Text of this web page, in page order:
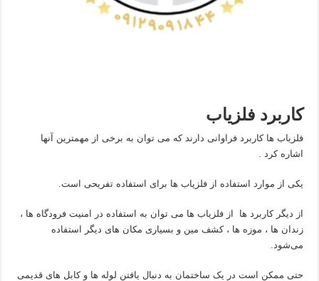
کاربرد فلزیاب
فلزیاب ها کاربرد فراوانی دارند که می توان به برخی از مهمترین آنها
اشاره کرد .
یکی از موارد استفاده از فلزیاب ها برای استفاده تفریحی است.
از دیگر کاربرد ها از فلزیاب ها می توان به استفاده در امنیت فرودگاه‌ ها ،
زندان ها ، موزه ‌ها ، کشف مین و بسیاری مکان های دیگر استفاده
می‌شود.
حتی ممکن است در یک ساختمان به دنبال یافتن لوله ‌ها و کابل های قدیمی